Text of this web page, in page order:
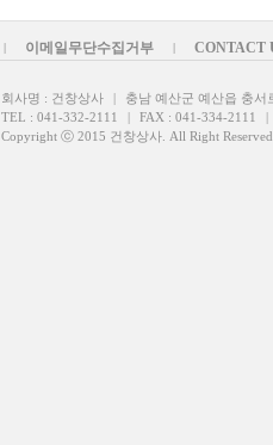
| 이메일무단수집거부 | CONTACT
회사명 : 건창상사 |
충남 예산군 예산읍 충
TEL : 041-332-2111
| FAX : 041-334-2111
|
Copyright ⓒ 2015 건창상사. All Right